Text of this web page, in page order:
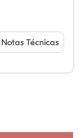
Notas Técnicas